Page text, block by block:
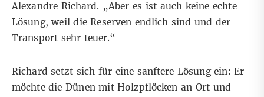
Alexandre Richard. „Aber es ist auch keine echte
Lösung, weil die Reserven endlich sind und der
Transport sehr teuer.“
Richard setzt sich für eine sanftere Lösung ein: Er
möchte die Dünen mit Holzpflöcken an Ort und